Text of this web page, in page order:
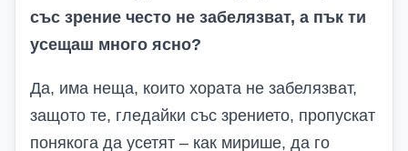
със зрение често не забелязват, а пък ти
усещаш много ясно?
Да, има неща, които хората не забелязват,
защото те, гледайки със зрението, пропускат
понякога да усетят – как мирише, да го